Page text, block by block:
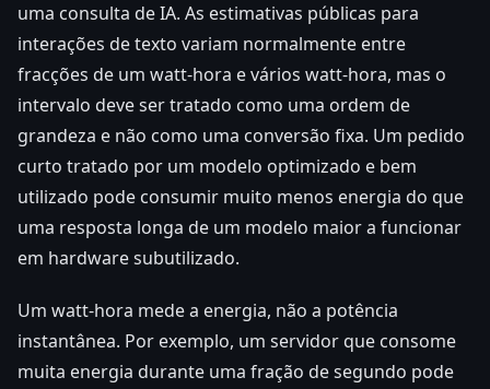
uma consulta de IA. As estimativas públicas para
interações de texto variam normalmente entre
fracções de um watt-hora e vários watt-hora, mas o
intervalo deve ser tratado como uma ordem de
grandeza e não como uma conversão fixa. Um pedido
curto tratado por um modelo optimizado e bem
utilizado pode consumir muito menos energia do que
uma resposta longa de um modelo maior a funcionar
em hardware subutilizado.
Um watt-hora mede a energia, não a potência
instantânea. Por exemplo, um servidor que consome
muita energia durante uma fração de segundo pode